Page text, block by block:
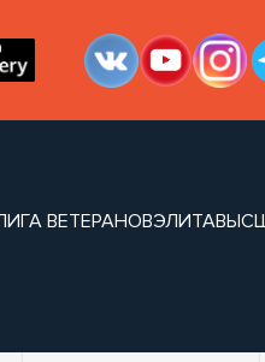
ВЕТЕРАНОВЭЛИТА